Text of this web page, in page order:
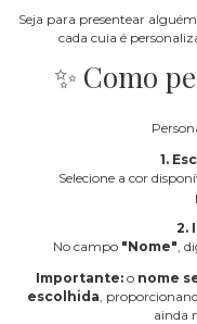
Seja para presentear
cada cuia é
✨ Como
1.
Selecione a cor
2.
No campo "Nome" ,
Importante:o nome
escolhida ,
ainda